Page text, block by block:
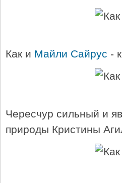
Как и Майли Сайрус -
Чересчур сильный и
природы Кристины